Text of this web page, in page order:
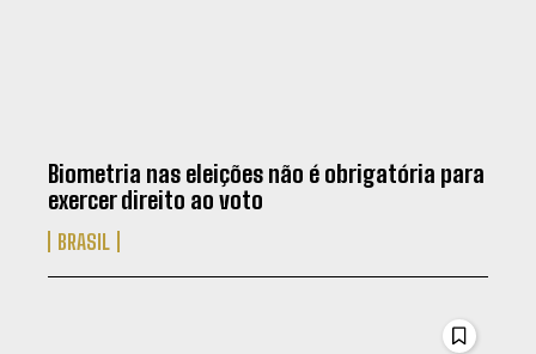
Biometria nas eleições não é obrigatória para
exercer direito ao voto
BRASIL